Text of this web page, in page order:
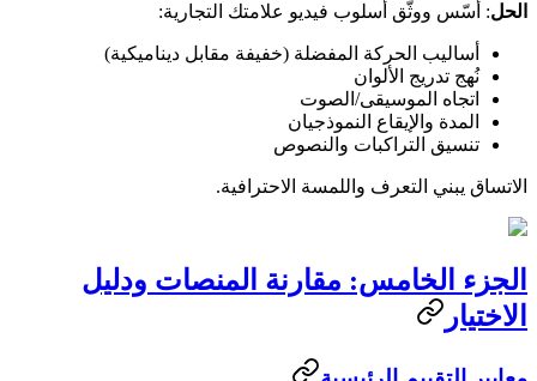
الحل: أسّس ووثّق أسلوب فيديو علامتك التجارية:
أساليب الحركة المفضلة (خفيفة مقابل ديناميكية)
نُهج تدريج الألوان
اتجاه الموسيقى/الصوت
المدة والإيقاع النموذجيان
تنسيق التراكبات والنصوص
الاتساق يبني التعرف واللمسة الاحترافية.
الجزء الخامس: مقارنة المنصات ودليل
الاختيار